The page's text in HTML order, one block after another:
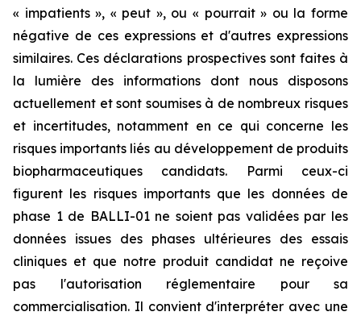
« impatients », « peut », ou « pourrait » ou la forme
négative de ces expressions et d'autres expressions
similaires. Ces déclarations prospectives sont faites à
la lumière des informations dont nous disposons
actuellement et sont soumises à de nombreux risques
et incertitudes, notamment en ce qui concerne les
risques importants liés au développement de produits
biopharmaceutiques candidats. Parmi ceux-ci
figurent les risques importants que les données de
phase 1 de BALLI-01 ne soient pas validées par les
données issues des phases ultérieures des essais
cliniques et que notre produit candidat ne reçoive
pas l'autorisation réglementaire pour sa
commercialisation. Il convient d'interpréter avec une